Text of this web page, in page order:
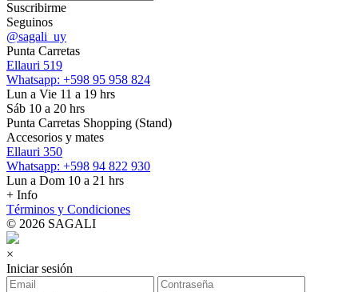
Suscribirme
Seguinos
@sagali_uy
Punta Carretas
Ellauri 519
Whatsapp: +598 95 958 824
Lun a Vie 11 a 19 hrs
Sáb 10 a 20 hrs
Punta Carretas Shopping (Stand)
Accesorios y mates
Ellauri 350
Whatsapp: +598 94 822 930
Lun a Dom 10 a 21 hrs
+ Info
Términos y Condiciones
© 2026 SAGALI
×
Iniciar sesión